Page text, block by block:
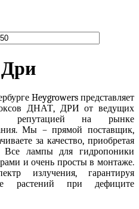
Heygrowers представляет
ДНАТ, ДРИ от ведущих
репутацией на рынке
Мы – прямой поставщик,
за качество, приобретая
Все лампы для гидропоники
и очень просты в монтаже.
излучения, гарантируя
растений при дефиците